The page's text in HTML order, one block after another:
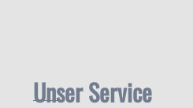
Unser Service